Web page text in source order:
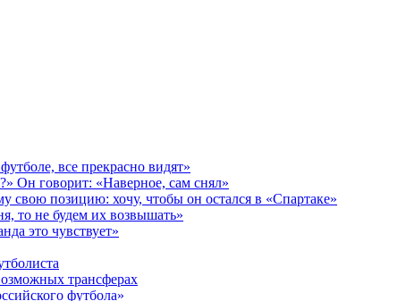
все прекрасно видят»
Он говорит: «Наверное, сам снял»
свою позицию: хочу, чтобы он остался в «Спартаке»
то не будем их возвышать»
это чувствует»
трансферах
футбола»